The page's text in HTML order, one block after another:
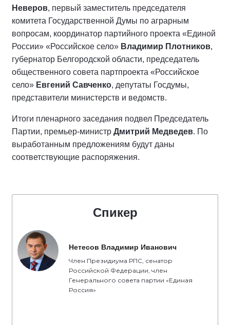
Неверов, первый заместитель председателя
комитета Государственной Думы по аграрным
вопросам, координатор партийного проекта «Единой
России» «Российское село» Владимир Плотников,
губернатор Белгородской области, председатель
общественного совета партпроекта «Российское
село» Евгений Савченко, депутаты Госдумы,
представители министерств и ведомств.
Итоги пленарного заседания подвел Председатель
Партии, премьер-министр Дмитрий Медведев. По
выработанным предложениям будут даны
соответствующие распоряжения.
Спикер
Нетесов Владимир Иванович
Член Президиума РПС, сенатор
Российской Федерации, член
Генерального совета партии «Единая
Россия»